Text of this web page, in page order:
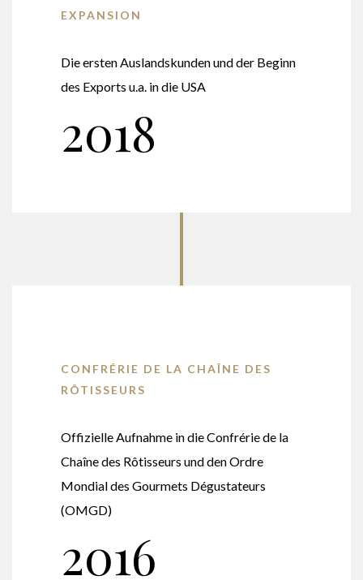
EXPANSION
Die ersten Auslandskunden und der Beginn
des Exports u.a. in die USA
2018
CONFRÉRIE DE LA CHAÎNE DES
RÔTISSEURS
Offizielle Aufnahme in die Confrérie de la
Chaîne des Rôtisseurs und den Ordre
Mondial des Gourmets Dégustateurs
(OMGD)
2016